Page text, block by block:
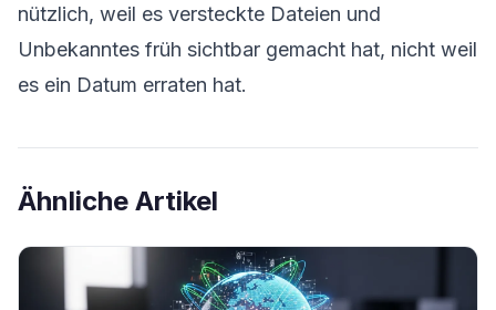
nützlich, weil es versteckte Dateien und
Unbekanntes früh sichtbar gemacht hat, nicht weil
es ein Datum erraten hat.
Ähnliche Artikel